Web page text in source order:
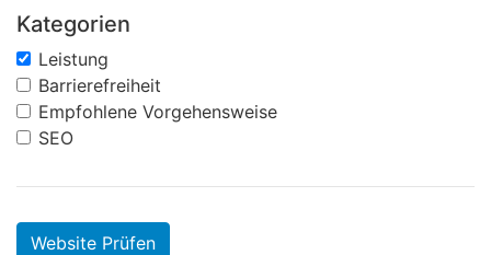
Kategorien
Leistung
Barrierefreiheit
Empfohlene Vorgehensweise
SEO
Website Prüfen